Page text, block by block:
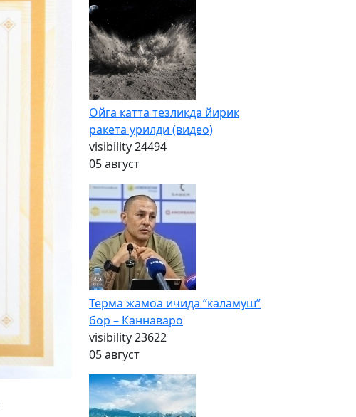
Ойга катта тезликда йирик
ракета урилди (видео)
visibility24494
05 август
Терма жамоа ичида “каламуш”
бор – Каннаваро
visibility23622
05 август